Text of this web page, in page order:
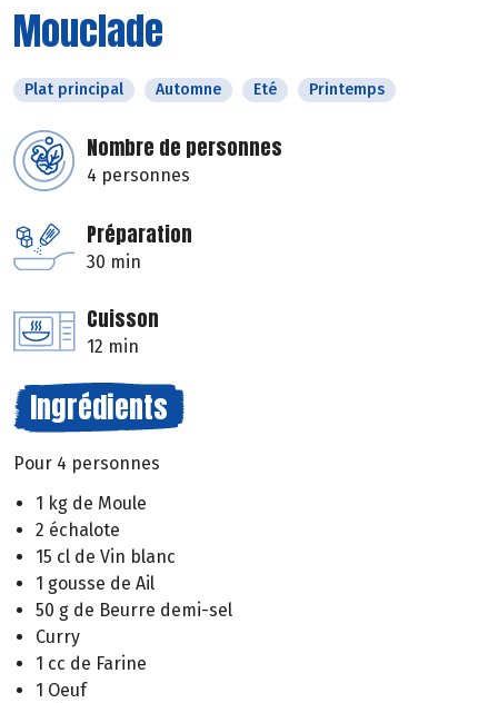
Mouclade
Plat principal Automne Eté Printemps
Nombre de personnes
4 personnes
Préparation
30 min
Cuisson
12 min
Ingrédients
Pour 4 personnes
1 kg de Moule
2 échalote
15 cl de Vin blanc
1 gousse de Ail
50 g de Beurre demi-sel
Curry
1 cc de Farine
1 Oeuf